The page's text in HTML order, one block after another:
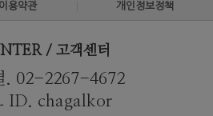
이용약관 개인정보정책
/ 고객센터
. 02-2267-4672
ID. chagalkor